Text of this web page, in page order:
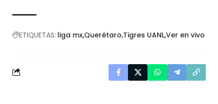
ETIQUETAS: liga mx Querétaro Tigres UANLVer en vivo